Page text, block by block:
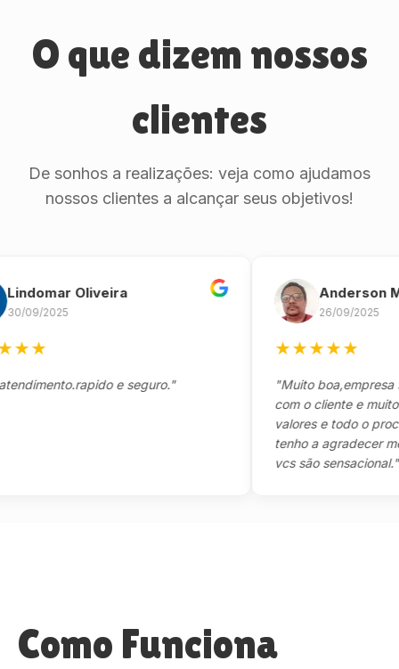
O que dizem nossos
clientes
De sonhos a realizações: veja como ajudamos
nossos clientes a alcançar seus objetivos!
Oliveira
2025
e seguro."
Anderson
26/09/2025
★★★
"Muito boa,empresa
com o cliente e muito
valores e todo o
tenho a agradecer
vcs são sensacional."
Como Funciona